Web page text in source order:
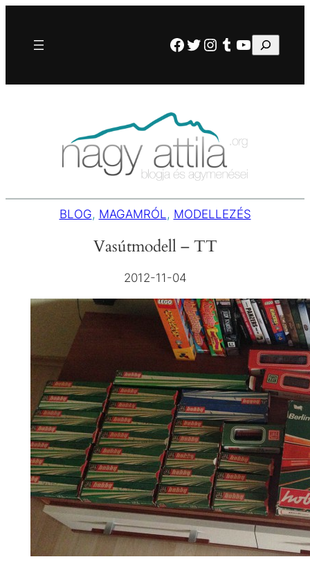
tartalomhoz
Facebook
Twitter
Instagram
Tumblr
YouTube
Keresés
BLOG, MAGAMRÓL, MODELLEZÉS
Vasútmodell – TT
2012-11-04